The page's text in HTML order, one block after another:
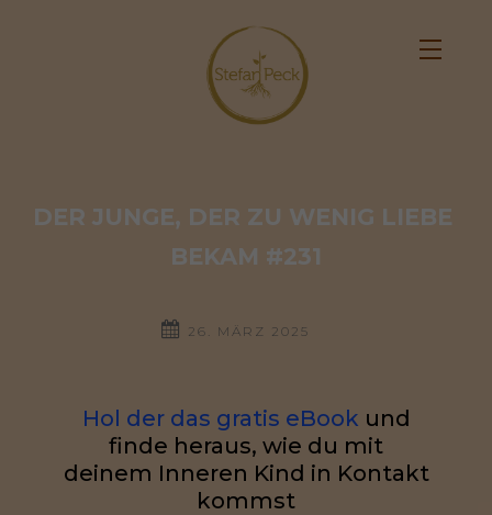
DER JUNGE, DER ZU WENIG LIEBE
BEKAM #231
26. MÄRZ 2025
Hol der das gratis eBook und
finde heraus, wie du mit
deinem Inneren Kind in Kontakt
kommst